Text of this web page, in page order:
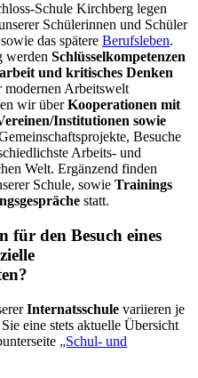
Schule Kirchberg legen
Schülerinnen und Schüler
das spätere Berufsleben.
werden Schlüsselkompetenzen
und kritisches Denken
Arbeitswelt
wir überKooperationen mit
Institutionen sowie
Besuche
Arbeits- und
Welt. Ergänzend finden
Schule, sowie Trainings
statt.
für den Besuch eines
Internatsschule variieren je
eine stets aktuelle Übersicht
„Schul- und